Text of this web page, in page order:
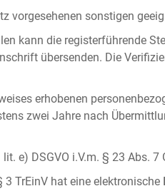
vorgesehenen sonstigen
kann die registerführende
übersenden. Die
erhobenen
zwei Jahre nach
e) DSGVO i.V.m. § 23 Abs. 7
3 TrEinV hat eine elektronische